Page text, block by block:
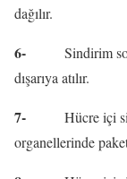
dağılır.
6-
Sindirim
dışarıya atılır.
7-
Hücre içi
organellerinde